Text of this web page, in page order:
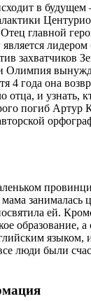
в
главной
захватчиков
Олимпия
4 года она
отца, и узнать,
погиб Артур
занималась
ей.
образование, а
языком,
люди были